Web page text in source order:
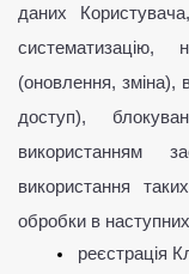
даних
систематизацію,
(оновлення, зміна),
доступ),
використанням
використання
обробки в
реєстрація